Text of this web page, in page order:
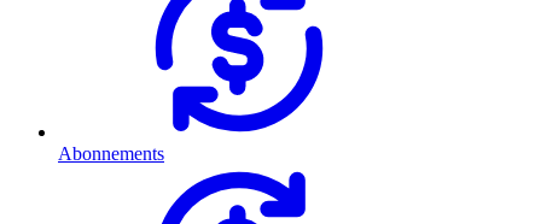
Abonnements